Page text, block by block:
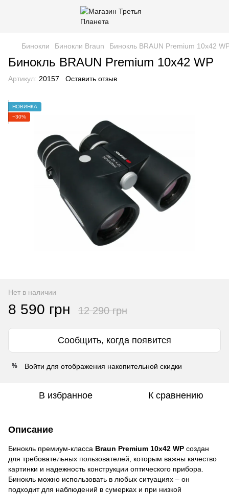
Бинокли Бинокли Braun Бинокль BRAUN Premium 10х42
Бинокль BRAUN Premium 10х42 WP
Артикул: 20157 Оставить отзыв
НОВИНКА
−30%
Нет в наличии
8 590 грн 12 290 грн
Сообщить, когда появится
% Войти для отображения накопительной скидки
В избранное К сравнению
Описание
Бинокль премиум-класса Braun Premium 10х42 WP создан
для требовательных пользователей, которым важны качество
картинки и надежность конструкции оптического прибора.
Бинокль можно использовать в любых ситуациях – он
подходит для наблюдений в сумерках и при низкой